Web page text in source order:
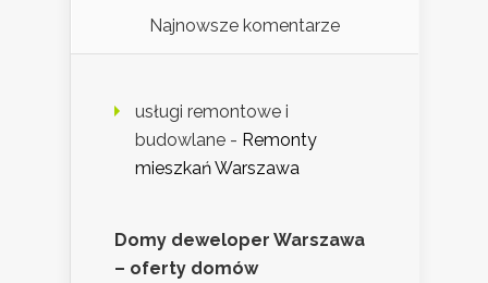
Najnowsze komentarze
usługi remontowe i
budowlane - Remonty
mieszkań Warszawa
Domy deweloper Warszawa
– oferty domów